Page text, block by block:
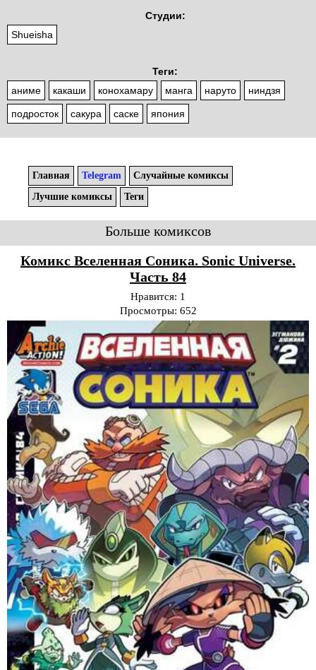
Студии:
Shueisha
Теги:
аниме
какаши конохамару манга наруто ниндзя
подросток сакура саске япония
Главная Telegram
Случайные комиксы
Лучшие комиксы
Теги
Больше комиксов
Комикс Вселенная Соника. Sonic Universe.
Часть 84
Нравится: 1
Просмотры: 652